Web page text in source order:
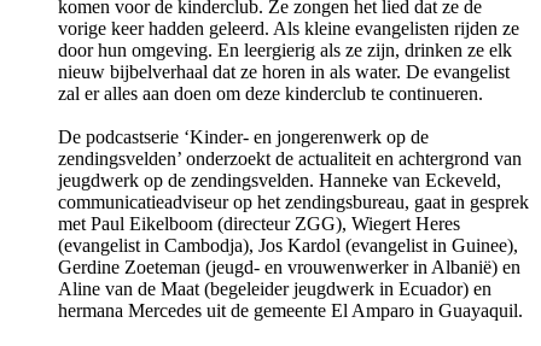
komen voor de kinderclub. Ze zongen het lied dat ze de
vorige keer hadden geleerd. Als kleine evangelisten rijden ze
door hun omgeving. En leergierig als ze zijn, drinken ze elk
nieuw bijbelverhaal dat ze horen in als water. De evangelist
zal er alles aan doen om deze kinderclub te continueren.
De podcastserie ‘Kinder- en jongerenwerk op de
zendingsvelden’ onderzoekt de actualiteit en achtergrond van
jeugdwerk op de zendingsvelden. Hanneke van Eckeveld,
communicatieadviseur op het zendingsbureau, gaat in gesprek
met Paul Eikelboom (directeur ZGG), Wiegert Heres
(evangelist in Cambodja), Jos Kardol (evangelist in Guinee),
Gerdine Zoeteman (jeugd- en vrouwenwerker in Albanië) en
Aline van de Maat (begeleider jeugdwerk in Ecuador) en
hermana Mercedes uit de gemeente El Amparo in Guayaquil.